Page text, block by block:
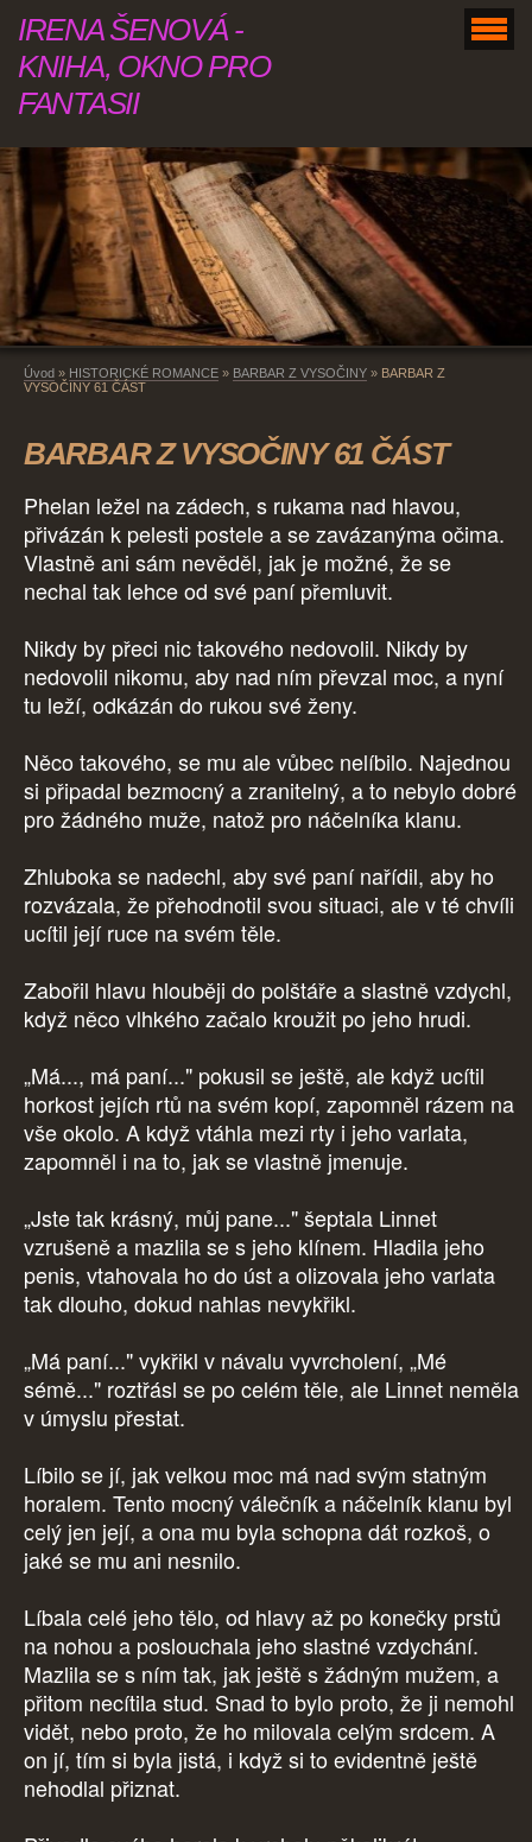
IRENA ŠENOVÁ -
KNIHA, OKNO PRO
FANTASII
Úvod » HISTORICKÉ ROMANCE » BARBAR Z VYSOČINY » BARBAR Z
VYSOČINY 61 ČÁST
BARBAR Z VYSOČINY 61 ČÁST
Phelan ležel na zádech, s rukama nad hlavou,
přivázán k pelesti postele a se zavázanýma očima.
Vlastně ani sám nevěděl, jak je možné, že se
nechal tak lehce od své paní přemluvit.
Nikdy by přeci nic takového nedovolil. Nikdy by
nedovolil nikomu, aby nad ním převzal moc, a nyní
tu leží, odkázán do rukou své ženy.
Něco takového, se mu ale vůbec nelíbilo. Najednou
si připadal bezmocný a zranitelný, a to nebylo dobré
pro žádného muže, natož pro náčelníka klanu.
Zhluboka se nadechl, aby své paní nařídil, aby ho
rozvázala, že přehodnotil svou situaci, ale v té chvíli
ucítil její ruce na svém těle.
Zabořil hlavu hlouběji do polštáře a slastně vzdychl,
když něco vlhkého začalo kroužit po jeho hrudi.
„Má..., má paní..." pokusil se ještě, ale když ucítil
horkost jejích rtů na svém kopí, zapomněl rázem na
vše okolo. A když vtáhla mezi rty i jeho varlata,
zapomněl i na to, jak se vlastně jmenuje.
„Jste tak krásný, můj pane..." šeptala Linnet
vzrušeně a mazlila se s jeho klínem. Hladila jeho
penis, vtahovala ho do úst a olizovala jeho varlata
tak dlouho, dokud nahlas nevykřikl.
„Má paní..." vykřikl v návalu vyvrcholení, „Mé
sémě..." roztřásl se po celém těle, ale Linnet neměla
v úmyslu přestat.
Líbilo se jí, jak velkou moc má nad svým statným
horalem. Tento mocný válečník a náčelník klanu byl
celý jen její, a ona mu byla schopna dát rozkoš, o
jaké se mu ani nesnilo.
Líbala celé jeho tělo, od hlavy až po konečky prstů
na nohou a poslouchala jeho slastné vzdychání.
Mazlila se s ním tak, jak ještě s žádným mužem, a
přitom necítila stud. Snad to bylo proto, že ji nemohl
vidět, nebo proto, že ho milovala celým srdcem. A
on jí, tím si byla jistá, i když si to evidentně ještě
nehodlal přiznat.